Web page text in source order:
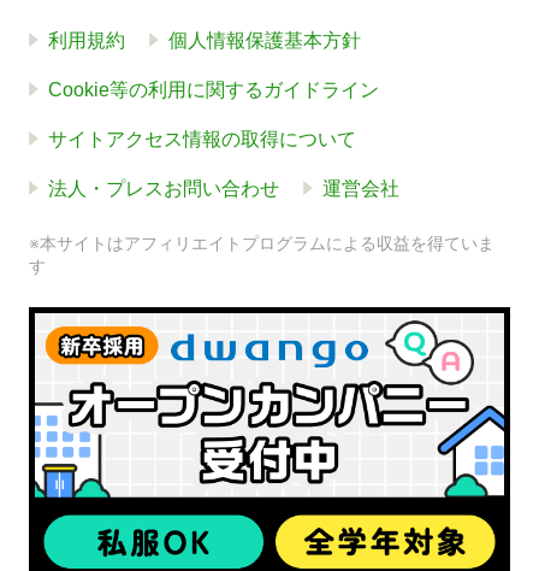
利用規約 個人情報保護基本方針
Cookie等の利用に関するガイドライン
サイトアクセス情報の取得について
法人・プレスお問い合わせ 運営会社
※本サイトはアフィリエイトプログラムによる収益を得ていま
す